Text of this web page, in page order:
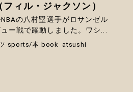
ィル・ジャクソン）
の八村塁選手がロサンゼル
ー戦で躍動しました。ワシ...
sports/本 book atsushi